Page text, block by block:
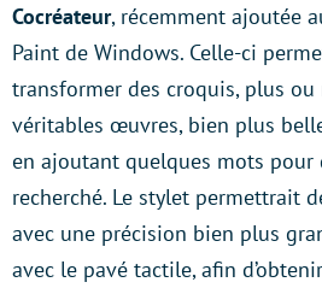
Cocréateur, récemment ajoutée
Paint de Windows. Celle-ci
transformer des croquis, plus ou
véritables œuvres, bien plus
en ajoutant quelques mots pour
recherché. Le stylet permettrait
avec une précision bien plus
avec le pavé tactile, afin